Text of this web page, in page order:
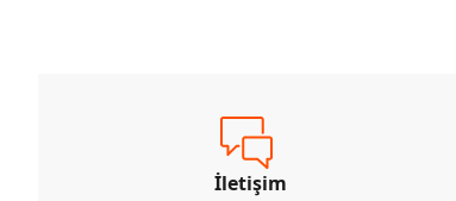
İletişim